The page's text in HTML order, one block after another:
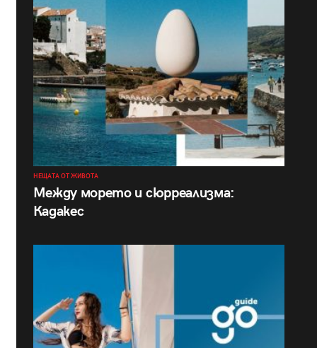
НЕЩАТА ОТ ЖИВОТА
Между морето и сюрреализма:
Кадакес